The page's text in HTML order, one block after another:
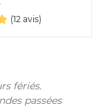
(12 avis)
fériés.
passées